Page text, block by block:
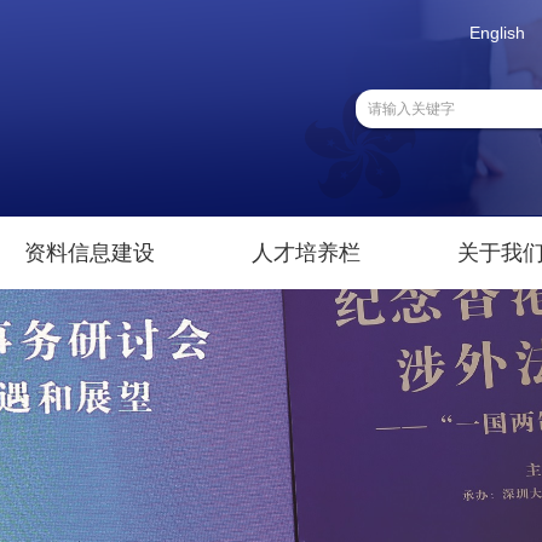
English
资料信息建设 人才培养栏 关于我